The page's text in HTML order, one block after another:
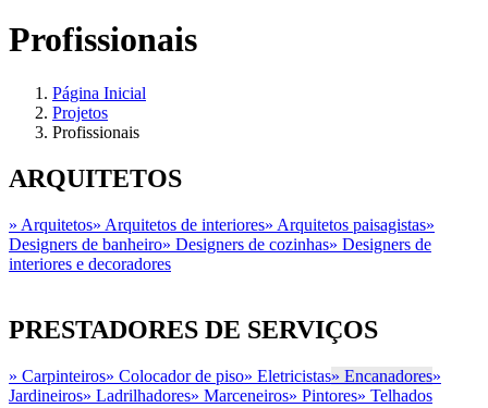
Profissionais
Página Inicial
Projetos
Profissionais
ARQUITETOS
» Arquitetos» Arquitetos de interiores» Arquitetos paisagistas»
Designers de banheiro» Designers de cozinhas» Designers de
interiores e decoradores
PRESTADORES DE SERVIÇOS
» Carpinteiros» Colocador de piso» Eletricistas» Encanadores»
Jardineiros» Ladrilhadores» Marceneiros» Pintores» Telhados